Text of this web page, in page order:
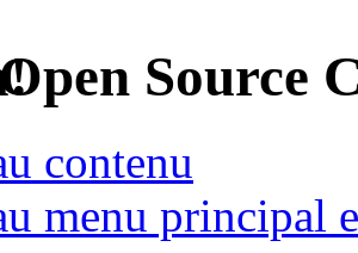
Open Source
contenu
menu principal